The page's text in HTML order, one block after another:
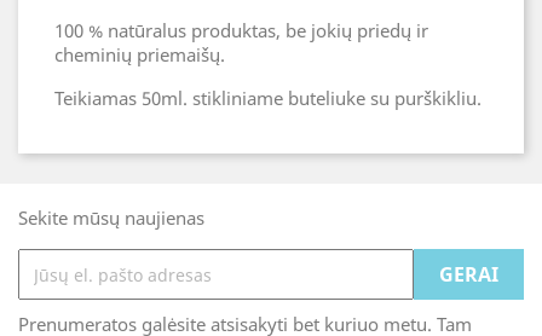
100 % natūralus produktas, be jokių priedų ir
cheminių priemaišų.
Teikiamas 50ml. stikliniame buteliuke su purškikliu.
Sekite mūsų naujienas
Prenumeratos galėsite atsisakyti bet kuriuo metu. Tam